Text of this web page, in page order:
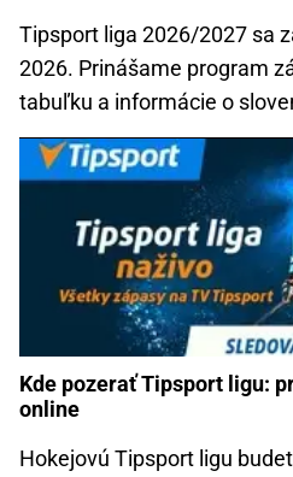
Tipsport liga 2026/2027 sa
2026. Prinášame program
tabuľku a informácie o
Kde pozerať Tipsport ligu:
online
Hokejovú Tipsport ligu